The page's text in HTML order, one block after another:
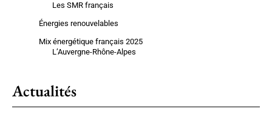
Les SMR français
Énergies renouvelables
Mix énergétique français 2025
L’Auvergne-Rhône-Alpes
Actualités